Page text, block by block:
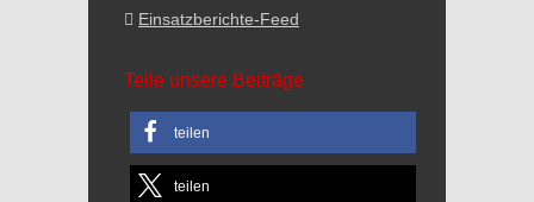
Einsatzberichte-Feed
Teile unsere Beiträge
teilen
teilen